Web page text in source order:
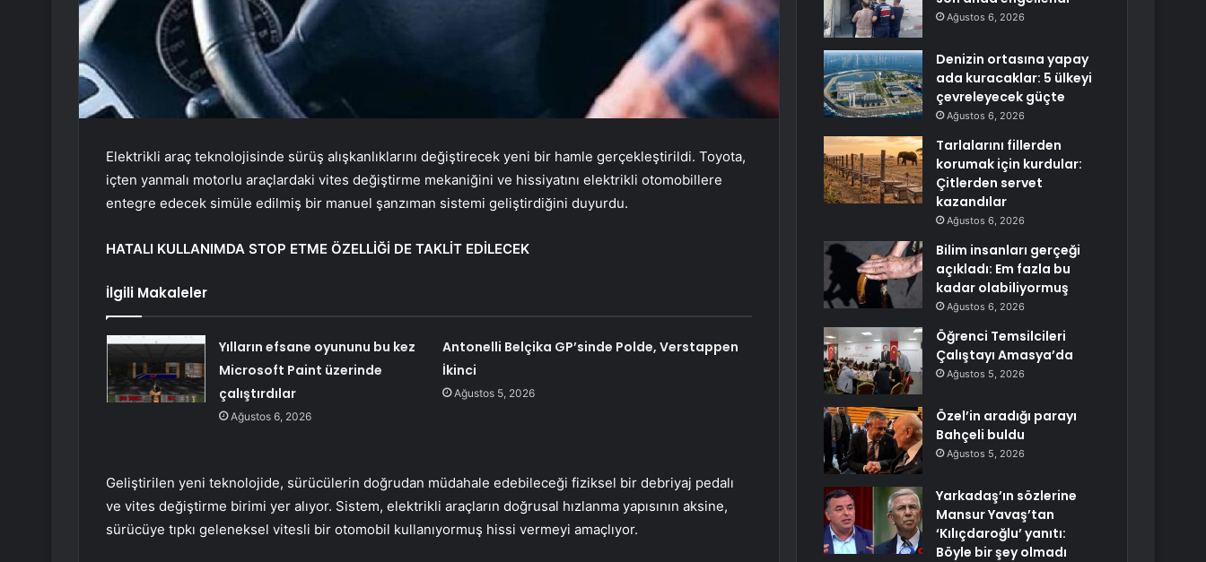
Elektrikli araç teknolojisinde sürüş alışkanlıklarını değiştirecek yeni bir hamle gerçekleştirildi. Toyota,
içten yanmalı motorlu araçlardaki vites değiştirme mekaniğini ve hissiyatını elektrikli otomobillere
entegre edecek simüle edilmiş bir manuel şanzıman sistemi geliştirdiğini duyurdu.
HATALI KULLANIMDA STOP ETME ÖZELLİĞİ DE TAKLİT EDİLECEK
İlgili Makaleler
Yılların efsane oyununu bu kez
Microsoft Paint üzerinde
çalıştırdılar
Ağustos 6, 2026
Antonelli Belçika GP’sinde Polde, Verstappen
İkinci
Ağustos 5, 2026
Geliştirilen yeni teknolojide, sürücülerin doğrudan müdahale edebileceği fiziksel bir debriyaj pedalı
ve vites değiştirme birimi yer alıyor. Sistem, elektrikli araçların doğrusal hızlanma yapısının aksine,
sürücüye tıpkı geleneksel vitesli bir otomobil kullanıyormuş hissi vermeyi amaçlıyor.
Ağustos 6, 2026
Denizin ortasına yapay
ada kuracaklar: 5 ülkeyi
çevreleyecek güçte
Ağustos 6, 2026
Tarlalarını fillerden
korumak için kurdular:
Çitlerden servet
kazandılar
Ağustos 6, 2026
Bilim insanları gerçeği
açıkladı: Em fazla bu
kadar olabiliyormuş
Ağustos 6, 2026
Öğrenci Temsilcileri
Çalıştayı Amasya’da
Ağustos 5, 2026
Özel’in aradığı parayı
Bahçeli buldu
Ağustos 5, 2026
Yarkadaş’ın sözlerine
Mansur Yavaş’tan
‘Kılıçdaroğlu’ yanıtı:
Böyle bir şey olmadı